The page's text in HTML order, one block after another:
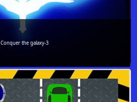
Conquer the galaxy-3